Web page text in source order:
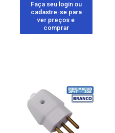
Faça seu login ou
cadastre-se para
ver preços e
comprar